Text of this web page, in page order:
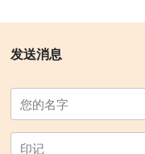
发送消息